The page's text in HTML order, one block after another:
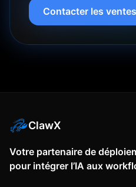
Contacter les ventes
ClawX
Votre partenaire de
pour intégrer l’IA aux